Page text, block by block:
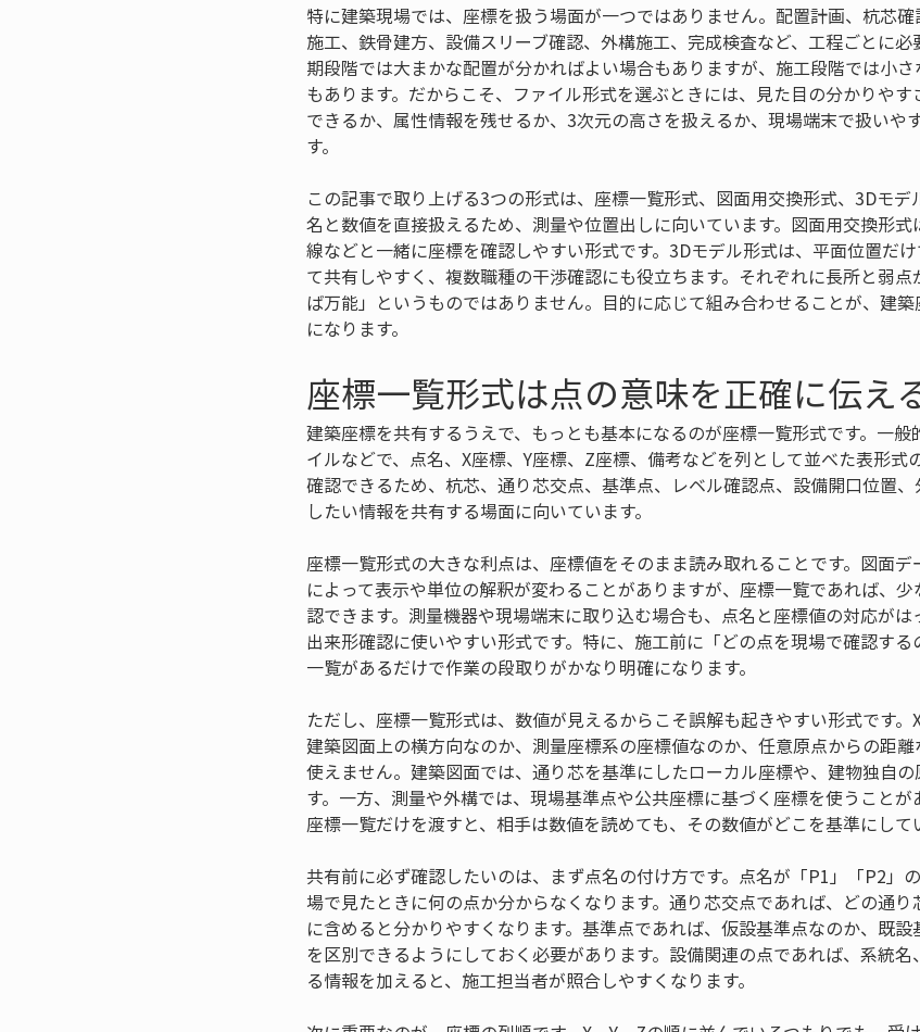
特に建築現場では、座標を扱う場面が一つではありません。配置計画、杭芯
施工、鉄骨建方、設備スリーブ確認、外構施工、完成検査など、工程ごとに
期段階では大まかな配置が分かればよい場合もありますが、施工段階では小
もあります。だからこそ、ファイル形式を選ぶときには、見た目の分かりや
できるか、属性情報を残せるか、3次元の高さを扱えるか、現場端末で扱いや
す。
この記事で取り上げる3つの形式は、座標一覧形式、図面用交換形式、3Dモ
名と数値を直接扱えるため、測量や位置出しに向いています。図面用交換形
線などと一緒に座標を確認しやすい形式です。3Dモデル形式は、平面位置だ
て共有しやすく、複数職種の干渉確認にも役立ちます。それぞれに長所と弱
ば万能」というものではありません。目的に応じて組み合わせることが、建
になります。
座標一覧形式は点の意味を正確に伝え
建築座標を共有するうえで、もっとも基本になるのが座標一覧形式です。一般
イルなどで、点名、X座標、Y座標、Z座標、備考などを列として並べた表形式
確認できるため、杭芯、通り芯交点、基準点、レベル確認点、設備開口位置
したい情報を共有する場面に向いています。
座標一覧形式の大きな利点は、座標値をそのまま読み取れることです。図面
によって表示や単位の解釈が変わることがありますが、座標一覧であれば、
認できます。測量機器や現場端末に取り込む場合も、点名と座標値の対応が
出来形確認に使いやすい形式です。特に、施工前に「どの点を現場で確認す
一覧があるだけで作業の段取りがかなり明確になります。
ただし、座標一覧形式は、数値が見えるからこそ誤解も起きやすい形式です。
建築図面上の横方向なのか、測量座標系の座標値なのか、任意原点からの距
使えません。建築図面では、通り芯を基準にしたローカル座標や、建物独自
す。一方、測量や外構では、現場基準点や公共座標に基づく座標を使うこと
座標一覧だけを渡すと、相手は数値を読めても、その数値がどこを基準にして
共有前に必ず確認したいのは、まず点名の付け方です。点名が「P1」「P2」
場で見たときに何の点か分からなくなります。通り芯交点であれば、どの通
に含めると分かりやすくなります。基準点であれば、仮設基準点なのか、既
を区別できるようにしておく必要があります。設備関連の点であれば、系統
る情報を加えると、施工担当者が照合しやすくなります。